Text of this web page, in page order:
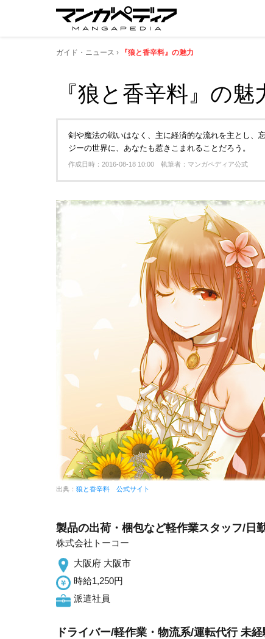
ガイド・ニュース 『狼と香辛料』の魅力
『狼と香辛料』の魅
剣や魔法の戦いはなく、主に経済的な流れを主とし、
ジーの世界に、あなたも惹きこまれることだろう。
作成日時：2016-08-18 10:00 執筆者：マンガペディア公式
出典： 狼と香辛料 公式サイト
製品の出荷・梱包など軽作業スタッフ/日
株式会社トーコー
大阪府 大阪市
時給1,250円
派遣社員
ドライバー/軽作業・物流系/運転代行 未